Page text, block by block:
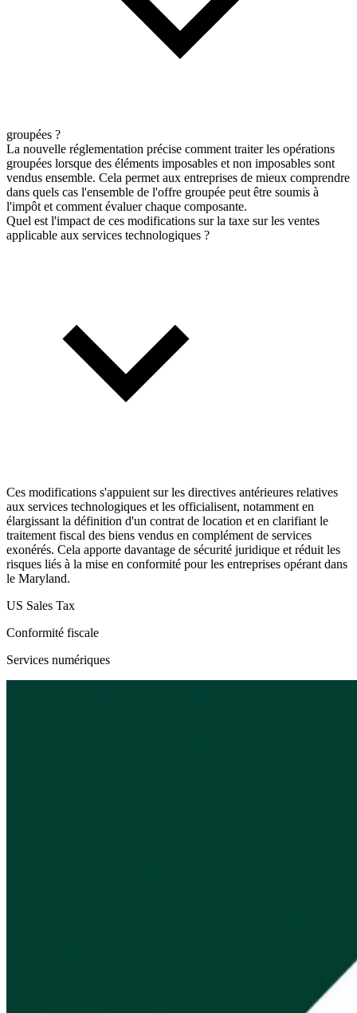
groupées ?
La nouvelle réglementation précise comment traiter les opérations
groupées lorsque des éléments imposables et non imposables sont
vendus ensemble. Cela permet aux entreprises de mieux comprendre
dans quels cas l'ensemble de l'offre groupée peut être soumis à
l'impôt et comment évaluer chaque composante.
Quel est l'impact de ces modifications sur la taxe sur les ventes
applicable aux services technologiques ?
Ces modifications s'appuient sur les directives antérieures relatives
aux services technologiques et les officialisent, notamment en
élargissant la définition d'un contrat de location et en clarifiant le
traitement fiscal des biens vendus en complément de services
exonérés. Cela apporte davantage de sécurité juridique et réduit les
risques liés à la mise en conformité pour les entreprises opérant dans
le Maryland.
US Sales Tax
Conformité fiscale
Services numériques